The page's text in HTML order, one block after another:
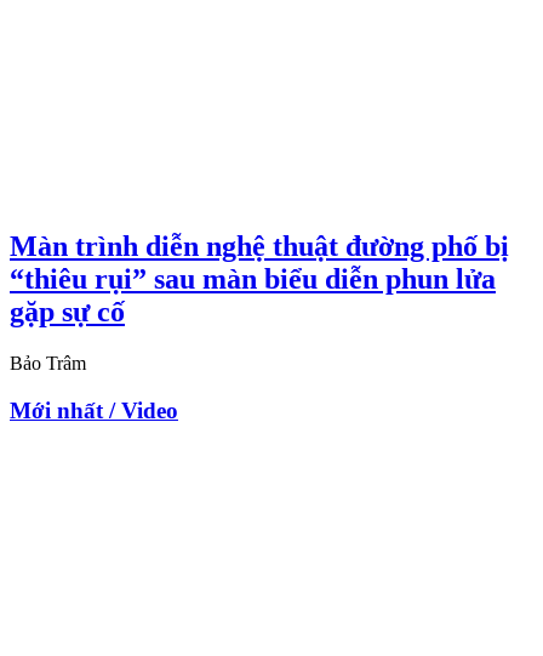
Màn trình diễn nghệ thuật đường phố bị
“thiêu rụi” sau màn biểu diễn phun lửa
gặp sự cố
Bảo Trâm
Mới nhất / Video